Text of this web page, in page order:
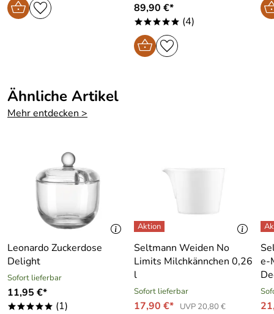
89,90 €*
***** (4)
Ähnliche Artikel
Mehr entdecken >
Leonardo Zuckerdose
Delight
Sofort lieferbar
11,95 €*
***** (1)
Seltmann Weiden No
Limits Milchkännchen 0,26
l
Sofort lieferbar
17,90 €* UVP 20,80 €
e-